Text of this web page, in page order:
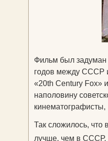
Фильм был задуман
годов между СССР
«20th Century Fox»
наполовину
Так сложилось,
лучше, чем в СССР.